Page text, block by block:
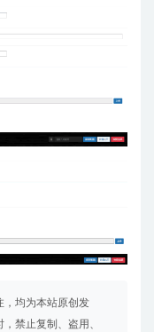
，均为本站原创发
禁止复制、盗用、